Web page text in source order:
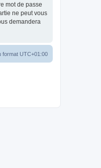
mot de passe
ne peut vous
demandera
format UTC+01:00